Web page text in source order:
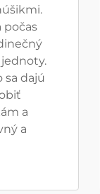
počas
sa dajú
a
a